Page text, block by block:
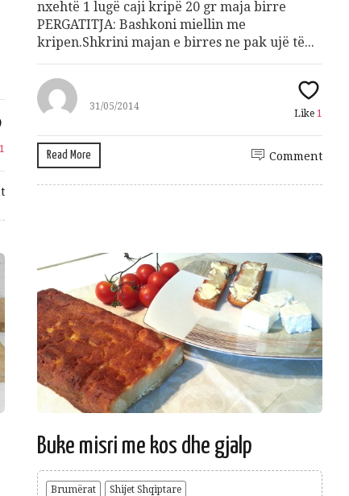
1
nxehtë 1 lugë caji kripë 20 gr maja birre
PERGATITJA: Bashkoni miellin me
kripen.Shkrini majan e birres ne pak ujë të...
31/05/2014
Like 1
Read More Comment
Buke misri me kos dhe gjalp
Brumërat Shijet Shqiptare
Gift Card 3 mujore per Patologji